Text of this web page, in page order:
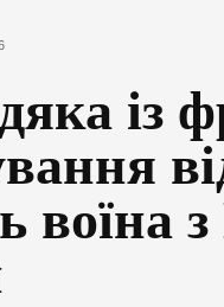
із
воїна